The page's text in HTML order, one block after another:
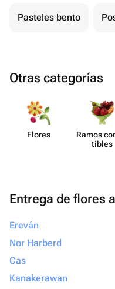
Pasteles bento
Otras categorías
Flores
Ramos
tibles
Entrega de flores
Ereván
Nor Harberd
Cas
Kanakerawan